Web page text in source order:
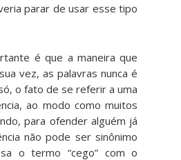
parar de usar esse tipo
é que a maneira que
vez, as palavras nunca é
o fato de se referir a uma
ao modo como muitos
para ofender alguém já
não pode ser sinônimo
o termo “cego” com o